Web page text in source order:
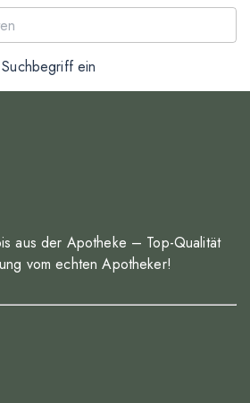
ein
aus der Apotheke – Top-Qualität
vom echten Apotheker!